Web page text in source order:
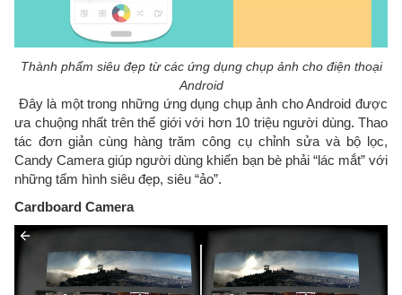
Thành phẩm siêu đẹp từ các ứng dụng chụp ảnh cho điện thoại
Android
Đây là một trong những ứng dụng chụp ảnh cho Android được
ưa chuộng nhất trên thế giới với hơn 10 triệu người dùng. Thao
tác đơn giản cùng hàng trăm công cụ chỉnh sửa và bộ lọc,
Candy Camera giúp người dùng khiến bạn bè phải “lác mắt” với
những tấm hình siêu đẹp, siêu “ảo”.
Cardboard Camera